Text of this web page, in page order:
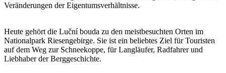
Veränderungen der Eigentumsverhältnisse.
Heute gehört die Luční bouda zu den meistbesuchten Orten im
Nationalpark Riesengebirge. Sie ist ein beliebtes Ziel für Touristen
auf dem Weg zur Schneekoppe, für Langläufer, Radfahrer und
Liebhaber der Berggeschichte.